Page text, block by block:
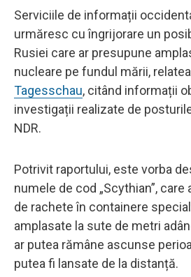
Serviciile de informații
urmăresc cu îngrijorare un
Rusiei care ar presupune
nucleare pe fundul mării,
Tagesschau, citând informații
investigații realizate de
NDR.
Potrivit raportului, este vorba
numele de cod „Scythian”,
de rachete în containere
amplasate la sute de metri
ar putea rămâne ascunse
putea fi lansate de la distanță.